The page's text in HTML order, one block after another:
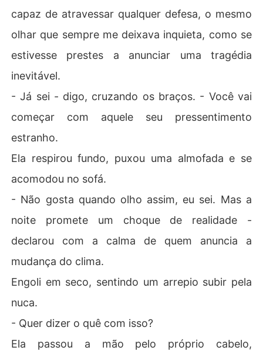
capaz de atravessar qualquer defesa, o mesmo
olhar que sempre me deixava inquieta, como se
estivesse prestes a anunciar uma tragédia
inevitável.
- Já sei - digo, cruzando os braços. - Você vai
começar com aquele seu pressentimento
estranho.
Ela respirou fundo, puxou uma almofada e se
acomodou no sofá.
- Não gosta quando olho assim, eu sei. Mas a
noite promete um choque de realidade -
declarou com a calma de quem anuncia a
mudança do clima.
Engoli em seco, sentindo um arrepio subir pela
nuca.
- Quer dizer o quê com isso?
Ela passou a mão pelo próprio cabelo,